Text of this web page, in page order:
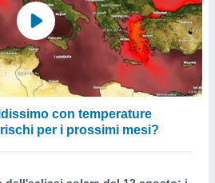
con temperature
per i prossimi mesi?